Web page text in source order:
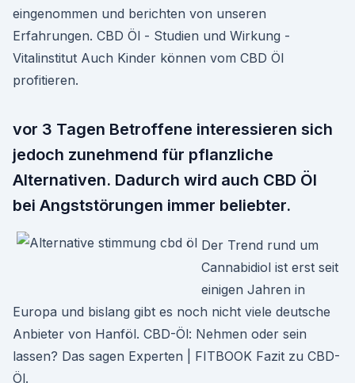
eingenommen und berichten von unseren
Erfahrungen. CBD Öl - Studien und Wirkung -
Vitalinstitut Auch Kinder können vom CBD Öl
profitieren.
vor 3 Tagen Betroffene interessieren sich
jedoch zunehmend für pflanzliche
Alternativen. Dadurch wird auch CBD Öl
bei Angststörungen immer beliebter.
Der Trend rund um
Cannabidiol ist erst seit
einigen Jahren in
Europa und bislang gibt es noch nicht viele deutsche
Anbieter von Hanföl. CBD-Öl: Nehmen oder sein
lassen? Das sagen Experten | FITBOOK Fazit zu CBD-
Öl.